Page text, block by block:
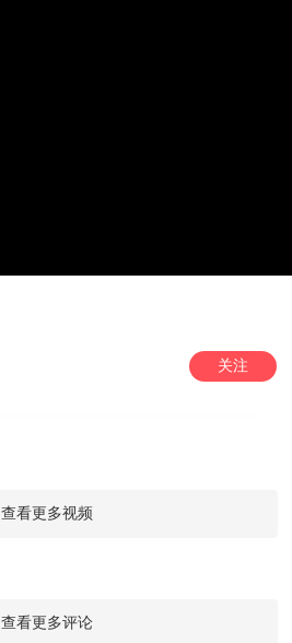
关注
查看更多视频
查看更多评论